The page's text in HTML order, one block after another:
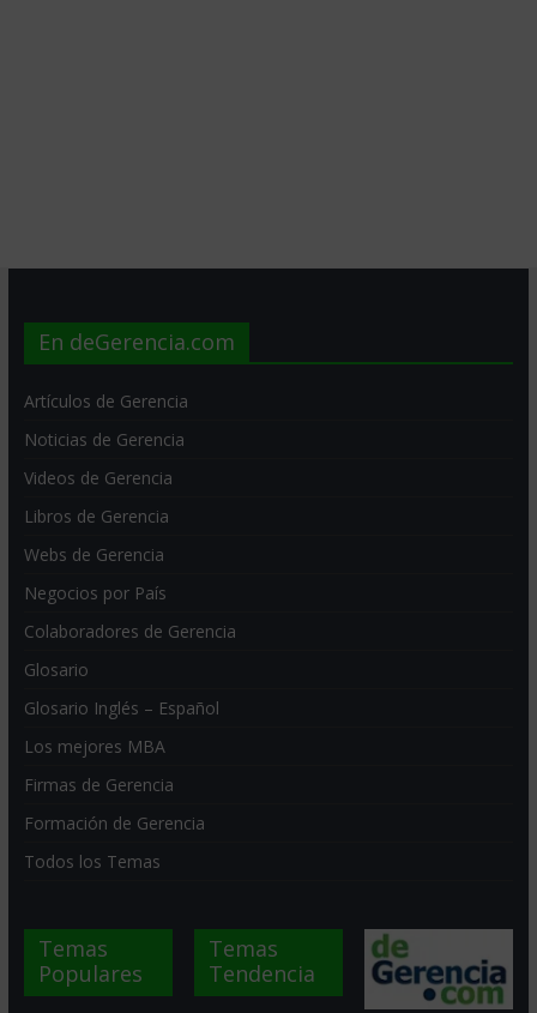
En deGerencia.com
Artículos de Gerencia
Noticias de Gerencia
Videos de Gerencia
Libros de Gerencia
Webs de Gerencia
Negocios por País
Colaboradores de Gerencia
Glosario
Glosario Inglés – Español
Los mejores MBA
Firmas de Gerencia
Formación de Gerencia
Todos los Temas
Temas
Populares
Temas
Tendencia